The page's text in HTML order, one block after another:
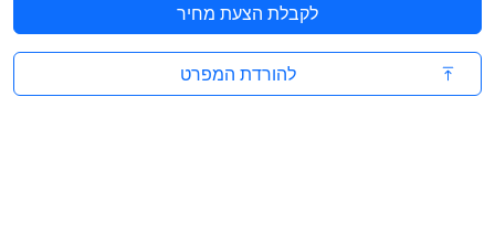
לקבלת הצעת מחיר
להורדת המפרט